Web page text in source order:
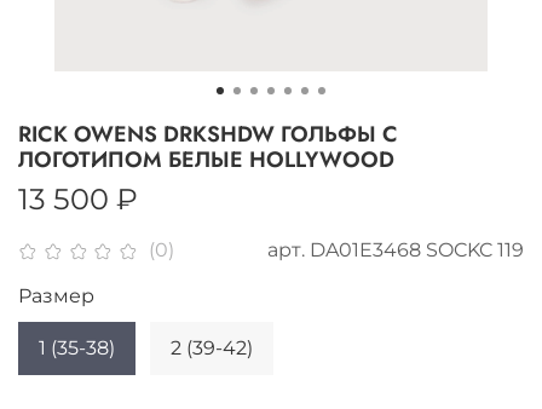
(0) арт. DA01E3468 SOCKC 119
RICK OWENS DRKSHDW ГОЛЬФЫ С
ЛОГОТИПОМ БЕЛЫЕ HOLLYWOOD
13 500 ₽
Размер
1 (35-38) 2 (39-42)